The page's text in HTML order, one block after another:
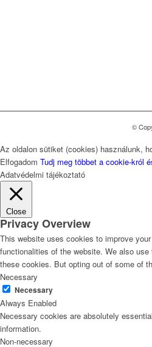
©
Az oldalon sütiket (cookies) használunk,
Elfogadom Tudj meg többet a cookie-król
Adatvédelmi tájékoztató
Close
Privacy Overview
This website uses cookies to improve
functionalities of the website. We also
these cookies. But opting out of some of
Necessary
Necessary
Always Enabled
Necessary cookies are absolutely
information.
Non-necessary